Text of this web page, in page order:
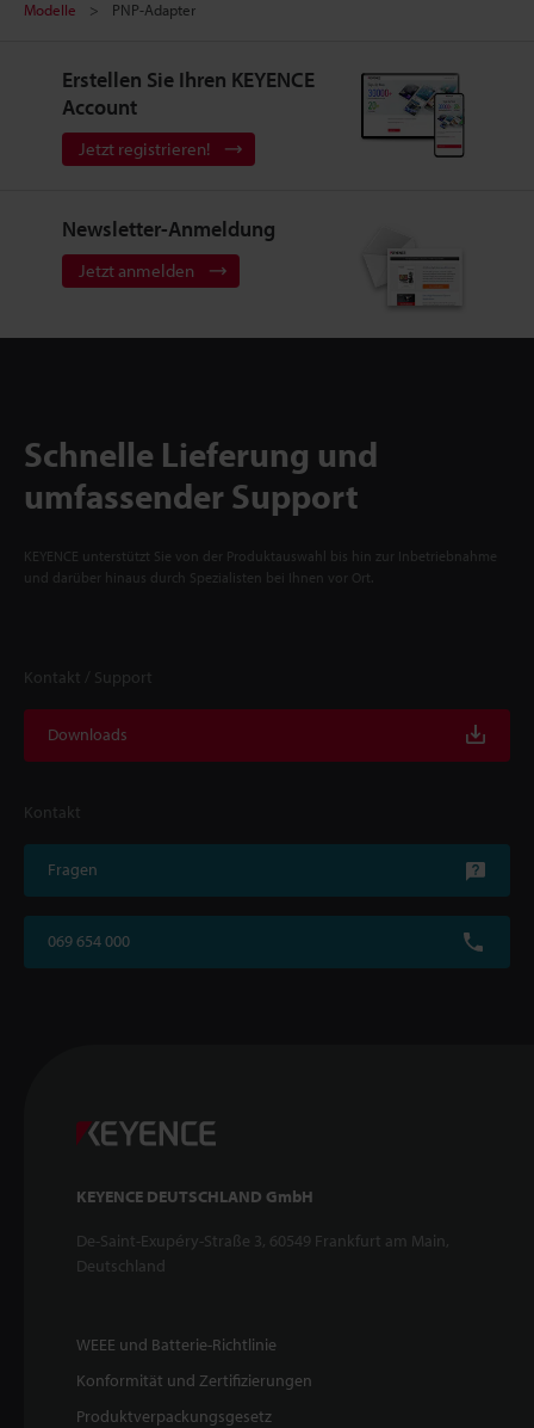
Modelle
PNP-Adapter
Erstellen Sie Ihren KEYENCE
Account
Jetzt registrieren!
Newsletter-Anmeldung
Jetzt anmelden
Schnelle Lieferung und
umfassender Support
KEYENCE unterstützt Sie von der Produktauswahl bis hin zur Inbetriebnahme
und darüber hinaus durch Spezialisten bei Ihnen vor Ort.
Kontakt / Support
Downloads
Kontakt
Fragen
069 654 000
KEYENCE DEUTSCHLAND GmbH
De-Saint-Exupéry-Straße 3, 60549 Frankfurt am Main,
Deutschland
WEEE und Batterie-Richtlinie
Konformität und Zertifizierungen
Produktverpackungsgesetz